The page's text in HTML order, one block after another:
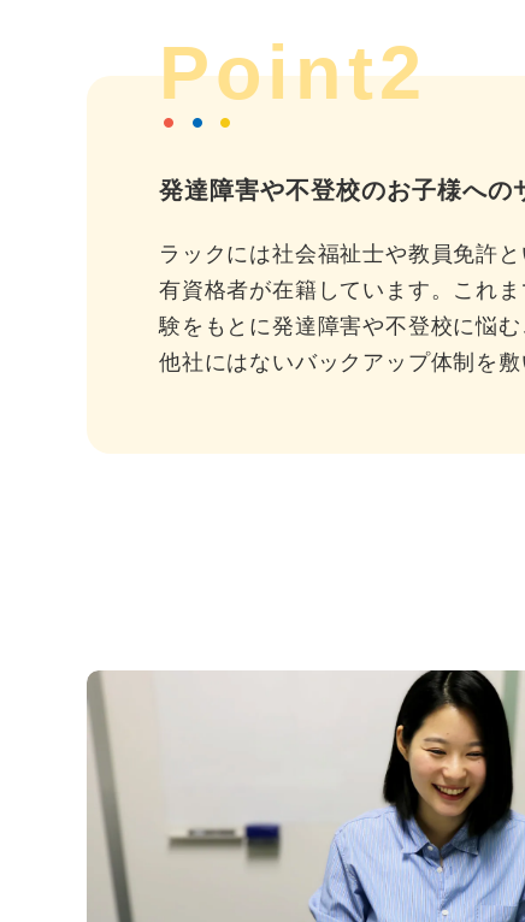
Point2
発達障害や不登校のお子様への
ラックには社会福祉士や教員免許
有資格者が在籍しています。これ
験をもとに発達障害や不登校に悩む
他社にはないバックアップ体制を敷